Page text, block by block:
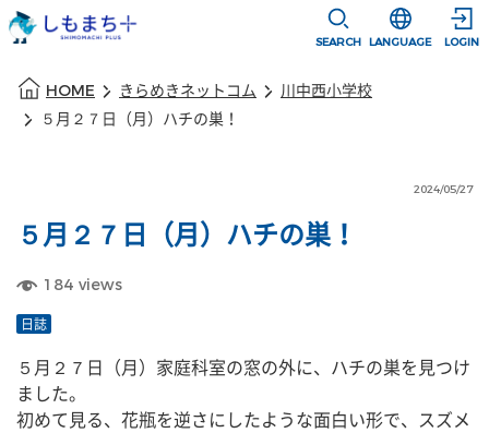
SEARCH
選択すると言
LANGUAGE LOGIN
HOME きらめきネットコム
川中西小学校
５月２７日（月）ハチの巣！
2024/05/27
５月２７日（月）ハチの巣！
184 views
日誌
５月２７日（月）家庭科室の窓の外に、ハチの巣を見つけ
ました。
初めて見る、花瓶を逆さにしたような面白い形で、スズメ